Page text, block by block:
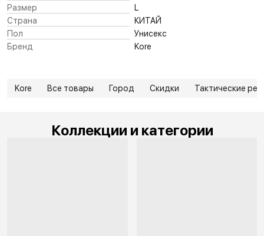
Размер
L
Страна
КИТАЙ
Пол
Унисекс
Бренд
Kore
Kore Все товары Город Скидки Тактические
Коллекции и категории